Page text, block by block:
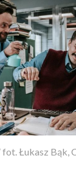
fot. Łukasz Bąk,